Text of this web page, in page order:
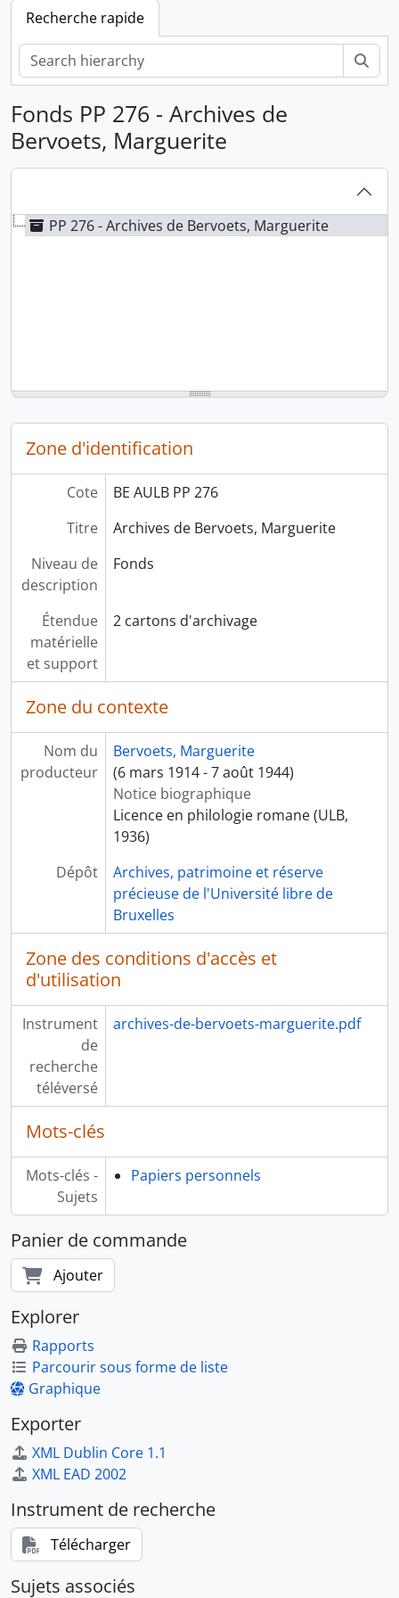
Recherche rapide
Fonds PP 276 - Archives de
Bervoets, Marguerite
PP 276 - Archives de Bervoets, Marguerite
Zone d'identification
Cote
BE AULB PP 276
Titre
Archives de Bervoets, Marguerite
Niveau de
description
Fonds
Étendue
matérielle
et support
2 cartons d'archivage
Zone du contexte
Nom du
producteur
Bervoets, Marguerite
(6 mars 1914 - 7 août 1944)
Notice biographique
Licence en philologie romane (ULB,
1936)
Dépôt
Archives, patrimoine et réserve
précieuse de l'Université libre de
Bruxelles
Zone des conditions d'accès et
d'utilisation
Instrument
de
recherche
téléversé
archives-de-bervoets-marguerite.pdf
Mots-clés
Mots-clés -
Sujets
Papiers personnels
Panier de commande
Ajouter
Explorer
Rapports
Parcourir sous forme de liste
Graphique
Exporter
XML Dublin Core 1.1
XML EAD 2002
Instrument de recherche
Télécharger
Sujets associés